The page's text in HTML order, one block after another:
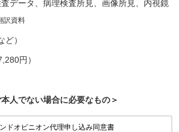
査データ、病理検査所見、画像所見、内視鏡
訳資料
ど）
円）
人でない場合に必要なもの＞
ドオピニオン代理申し込み同意書